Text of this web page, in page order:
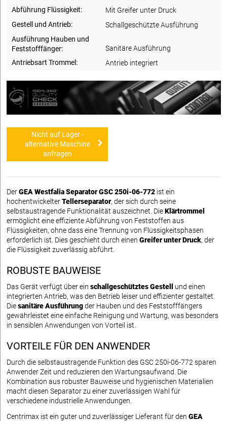
Abführung Flüssigkeit:
Mit Greifer unter Druck
Gestell und Antrieb:
Schallgeschützte Ausführung
Ausführung Hauben und
Feststofffänger:
Sanitäre Ausführung
Antriebsart Trommel:
Antrieb integriert
Nicht auf Lager -
alternative Maschine
anfragen
DerGEA Westfalia Separator GSC 250i-06-772 ist ein
hochentwickelterTellerseparator, der sich durch seine
selbstaustragende Funktionalität auszeichnet. DieKlärtrommel
ermöglicht eine effiziente Abführung von Feststoffen aus
Flüssigkeiten, ohne dass eine Trennung von Flüssigkeitsphasen
erforderlich ist. Dies geschieht durch einen Greifer unter Druck, der
die Flüssigkeit zuverlässig abführt.
ROBUSTE BAUWEISE
Das Gerät verfügt über ein schallgeschütztes Gestell
und einen
integrierten Antrieb, was den Betrieb leiser und effizienter gestaltet.
Diesanitäre Ausführungder Hauben und des Feststofffängers
gewährleistet eine einfache Reinigung und Wartung, was besonders
in sensiblen Anwendungen von Vorteil ist.
VORTEILE FÜR DEN ANWENDER
Durch die selbstaustragende Funktion des GSC 250i-06-772 sparen
Anwender Zeit und reduzieren den Wartungsaufwand. Die
Kombination aus robuster Bauweise und hygienischen Materialien
macht diesen Separator zu einer zuverlässigen Wahl für
verschiedene industrielle Anwendungen.
Centrimax ist ein guter und zuverlässiger Lieferant für den GEA